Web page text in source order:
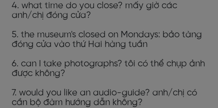
4. what time do you close? mấy giờ các
anh/chị đóng cửa?
5. the museum's closed on Mondays: bảo tàng
đóng cửa vào thứ Hai hàng tuần
6. can I take photographs? tôi có thể chụp ảnh
được không?
7. would you like an audio-guide? anh/chị có
cần bộ đàm hướng dẫn không?